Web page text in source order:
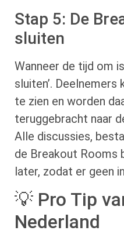
Stap 5: De
sluiten
Wanneer de tijd om
sluiten’.
te zien en worden
teruggebracht naar
Alle discussies,
de Breakout Rooms
later, zodat er geen
💡 Pro Tip
Nederland